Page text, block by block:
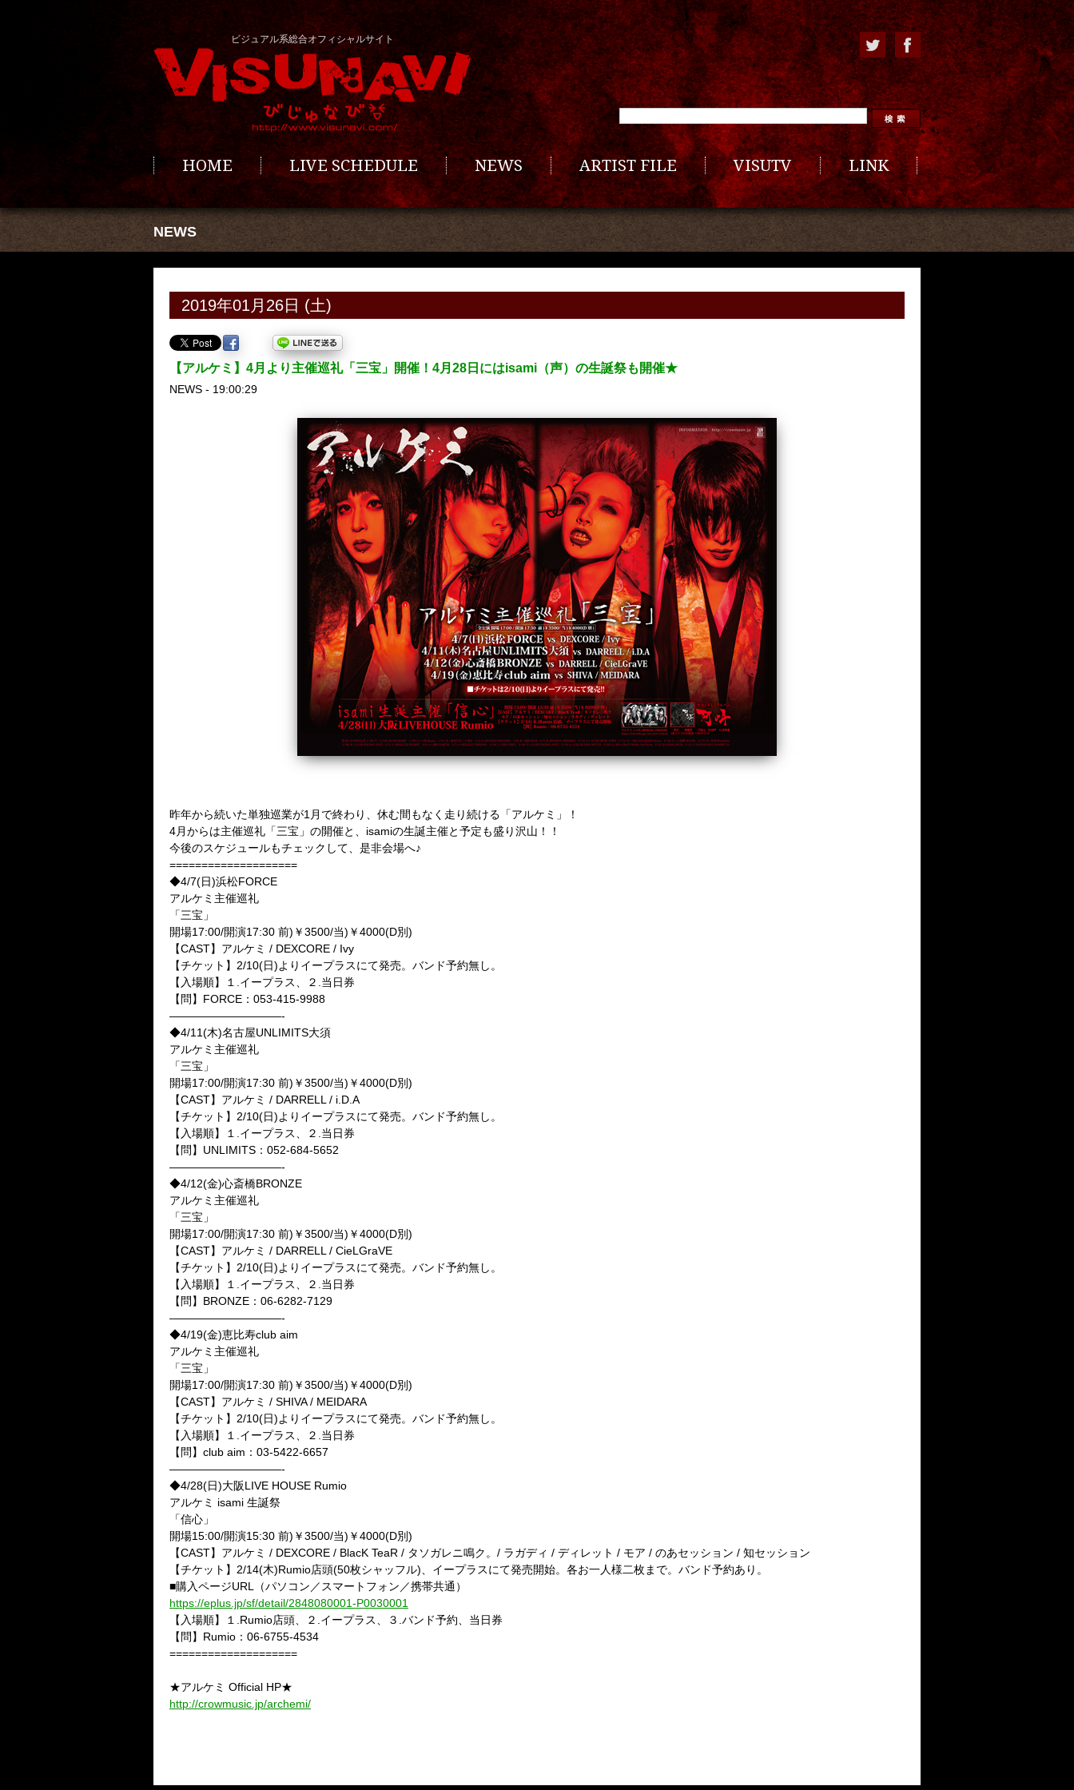
ビジュアル系総合オフィシャルサイト
HOME LIVE SCHEDULE NEWS ARTIST FILE VISUTV LINK
NEWS
2019年01月26日 (土)
【アルケミ】4月より主催巡礼「三宝」開催！4月28日にはisami（声）の生誕祭も開催★
NEWS - 19:00:29
昨年から続いた単独巡業が1月で終わり、休む間もなく走り続ける「アルケミ」！
4月からは主催巡礼「三宝」の開催と、isamiの生誕主催と予定も盛り沢山！！
今後のスケジュールもチェックして、是非会場へ♪
====================
◆4/7(日)浜松FORCE
アルケミ主催巡礼
「三宝」
開場17:00/開演17:30 前)￥3500/当)￥4000(D別)
【CAST】アルケミ / DEXCORE / Ivy
【チケット】2/10(日)よりイープラスにて発売。バンド予約無し。
【入場順】１.イープラス、２.当日券
【問】FORCE：053-415-9988
——————————-
◆4/11(木)名古屋UNLIMITS大須
アルケミ主催巡礼
「三宝」
開場17:00/開演17:30 前)￥3500/当)￥4000(D別)
【CAST】アルケミ / DARRELL / i.D.A
【チケット】2/10(日)よりイープラスにて発売。バンド予約無し。
【入場順】１.イープラス、２.当日券
【問】UNLIMITS：052-684-5652
——————————-
◆4/12(金)心斎橋BRONZE
アルケミ主催巡礼
「三宝」
開場17:00/開演17:30 前)￥3500/当)￥4000(D別)
【CAST】アルケミ / DARRELL / CieLGraVE
【チケット】2/10(日)よりイープラスにて発売。バンド予約無し。
【入場順】１.イープラス、２.当日券
【問】BRONZE：06-6282-7129
——————————-
◆4/19(金)恵比寿club aim
アルケミ主催巡礼
「三宝」
開場17:00/開演17:30 前)￥3500/当)￥4000(D別)
【CAST】アルケミ / SHIVA / MEIDARA
【チケット】2/10(日)よりイープラスにて発売。バンド予約無し。
【入場順】１.イープラス、２.当日券
【問】club aim：03-5422-6657
——————————-
◆4/28(日)大阪LIVE HOUSE Rumio
アルケミ isami 生誕祭
「信心」
開場15:00/開演15:30 前)￥3500/当)￥4000(D別)
【CAST】アルケミ / DEXCORE / BlacK TeaR / タソガレニ鳴ク。/ ラガディ / ディレット / モア / のあセッション / 知セッション
【チケット】2/14(木)Rumio店頭(50枚シャッフル)、イープラスにて発売開始。各お一人様二枚まで。バンド予約あり。
■購入ページURL（パソコン／スマートフォン／携帯共通）
https://eplus.jp/sf/detail/2848080001-P0030001
【入場順】１.Rumio店頭、２.イープラス、３.バンド予約、当日券
【問】Rumio：06-6755-4534
====================
★アルケミ Official HP★
http://crowmusic.jp/archemi/